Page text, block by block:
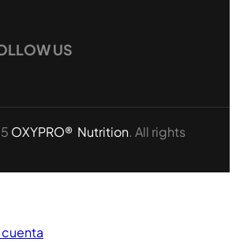
US
OXYPRO® Nutrition. All rights